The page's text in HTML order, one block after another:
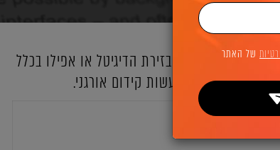
(S.E.O. Search Engines Optimization) הינו ללא ספק האמצעי שיווק #1 בזירת הדיגיטל או אפילו בכלל
פשוט חייב לעשות קידום אורגני.
של האתר